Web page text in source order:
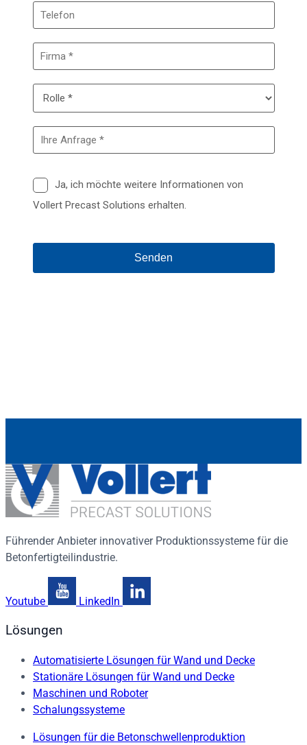
Führender Anbieter innovativer Produktionssysteme für die
Betonfertigteilindustrie.
Youtube LinkedIn
Lösungen
Automatisierte Lösungen für Wand und Decke
Stationäre Lösungen für Wand und Decke
Maschinen und Roboter
Schalungssysteme
Lösungen für die Betonschwellenproduktion